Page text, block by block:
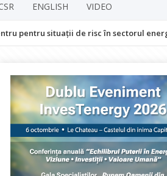
ENGLISH VIDEO
situații de risc în sectorul energetic